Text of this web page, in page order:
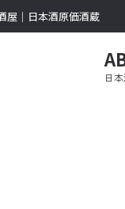
屋｜日本酒原価酒蔵
日